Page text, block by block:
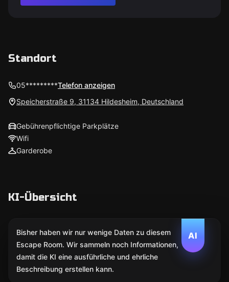
Standort
05*********Telefon anzeigen
Speicherstraße 9, 31134 Hildesheim, Deutschland
Gebührenpflichtige Parkplätze
Wifi
Garderobe
KI-Übersicht
AI
Bisher haben wir nur wenige Daten zu diesem
Escape Room. Wir sammeln noch Informationen,
damit die KI eine ausführliche und ehrliche
Beschreibung erstellen kann.